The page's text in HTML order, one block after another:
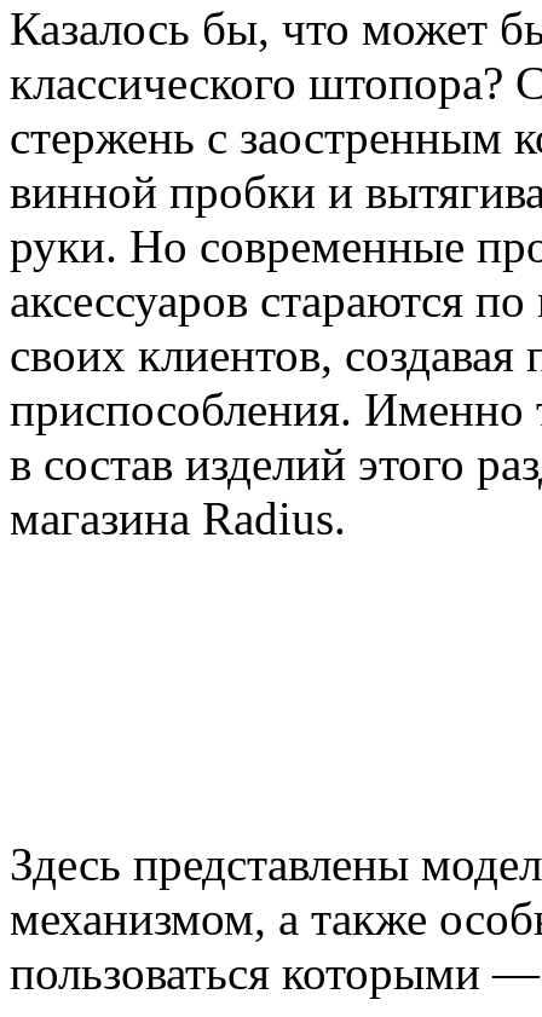
Казалось бы, что может
классического штопора?
стержень с заостренным
винной пробки и
руки. Но современные
аксессуаров стараются
своих клиентов,
приспособления. Именно
в состав изделий этого
магазина Radius.
Здесь представлены
механизмом, а также
пользоваться которыми